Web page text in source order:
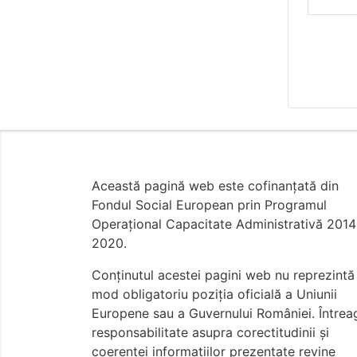
Această pagină web este cofinanțată din
Fondul Social European prin Programul
Operațional Capacitate Administrativă
2020.
Conţinutul acestei pagini web nu
mod obligatoriu poziţia oficială a Uniunii
Europene sau a Guvernului României.
responsabilitate asupra corectitudinii și
coerenței informațiilor prezentate revine